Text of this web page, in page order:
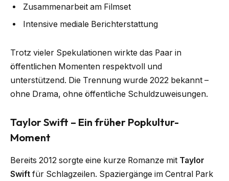
Zusammenarbeit am Filmset
Intensive mediale Berichterstattung
Trotz vieler Spekulationen wirkte das Paar in
öffentlichen Momenten respektvoll und
unterstützend. Die Trennung wurde 2022 bekannt –
ohne Drama, ohne öffentliche Schuldzuweisungen.
Taylor Swift – Ein früher Popkultur-
Moment
Bereits 2012 sorgte eine kurze Romanze mit Taylor
Swift für Schlagzeilen. Spaziergänge im Central Park